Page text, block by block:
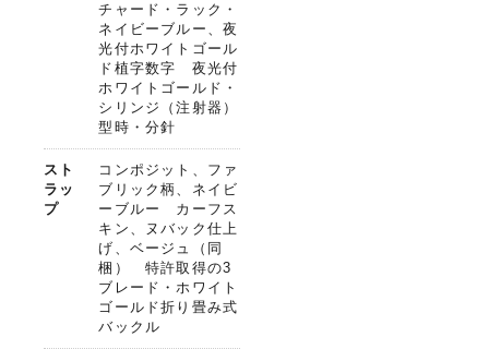
チャード・ラック・
ネイビーブルー、夜
光付ホワイトゴール
ド植字数字 夜光付
ホワイトゴールド・
シリンジ（注射器）
型時・分針
スト
ラッ
プ
コンポジット、ファ
ブリック柄、ネイビ
ーブルー カーフス
キン、ヌバック仕上
げ、ベージュ（同
梱） 特許取得の3
ブレード・ホワイト
ゴールド折り畳み式
バックル